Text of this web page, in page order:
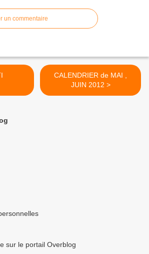
un commentaire
CALENDRIER de MAI ,
JUIN 2012 >
sur le portail Overblog